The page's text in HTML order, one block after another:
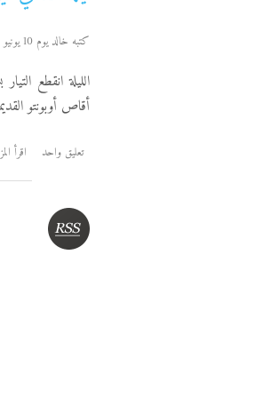
كتبه خالد يوم 10 يونيو 2007
الليلة انقطع
أق‍اص أوبونتو
تعليق واحد اقرأ